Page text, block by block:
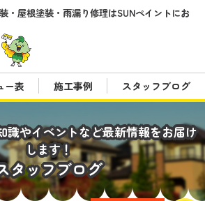
・屋根塗装・雨漏り修理はSUNペイントにお
ー表 施工事例 スタッフブログ
識やイベントなど最新情報をお届け
します！
タッフブログ